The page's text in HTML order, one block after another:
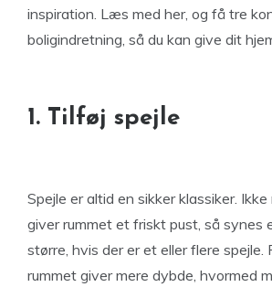
inspiration. Læs med her, og få tre
boligindretning, så du kan give dit
1. Tilføj spejle
Spejle er altid en sikker klassiker.
giver rummet et friskt pust, så synes
større, hvis der er et eller flere spejle.
rummet giver mere dybde, hvormed